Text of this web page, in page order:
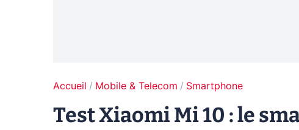
Accueil Mobile & Telecom Smartphone
Test Xiaomi Mi 10 : le